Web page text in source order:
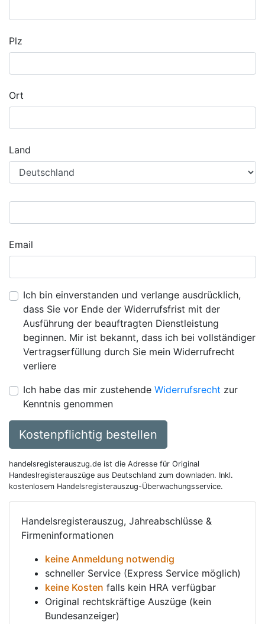
Plz
Ort
Land
Email
Ich bin einverstanden und verlange ausdrücklich,
dass Sie vor Ende der Widerrufsfrist mit der
Ausführung der beauftragten Dienstleistung
beginnen. Mir ist bekannt, dass ich bei vollständiger
Vertragserfüllung durch Sie mein Widerrufrecht
verliere
Ich habe das mir zustehende Widerrufsrecht zur
Kenntnis genommen
Kostenpflichtig bestellen
handelsregisterauszug.de ist die Adresse für Original
Handeslregisterauszüge aus Deutschland zum downladen. Inkl.
kostenlosem Handelsregisterauszug-Überwachungsservice.
Handelsregisterauszug, Jahreabschlüsse &
Firmeninformationen
keine Anmeldung notwendig
schneller Service (Express Service möglich)
keine Kosten falls kein HRA verfügbar
Original rechtskräftige Auszüge (kein
Bundesanzeiger)